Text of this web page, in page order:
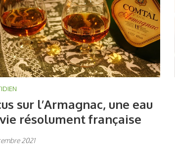
sur l’Armagnac, une eau
résolument française
2021